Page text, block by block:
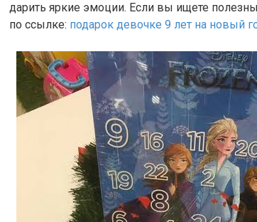
дарить яркие эмоции. Если вы ищете
по ссылке: подарок девочке 9 лет на новый